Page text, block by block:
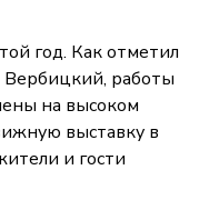
год. Как отметил
работы
на высоком
выставку в
и гости